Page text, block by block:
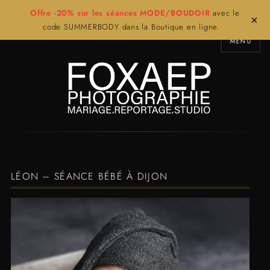
Offre -20% sur les séances MODE/BOUDOIR avec le
code SUMMERBODY dans la Boutique en ligne.
×
MENU
LÉON – SÉANCE BÉBÉ À DIJON